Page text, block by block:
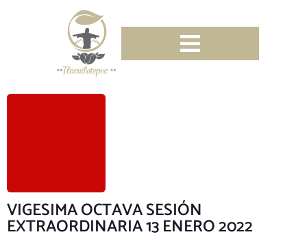
VIGESIMA OCTAVA SESIÓN
EXTRAORDINARIA 13 ENERO 2022